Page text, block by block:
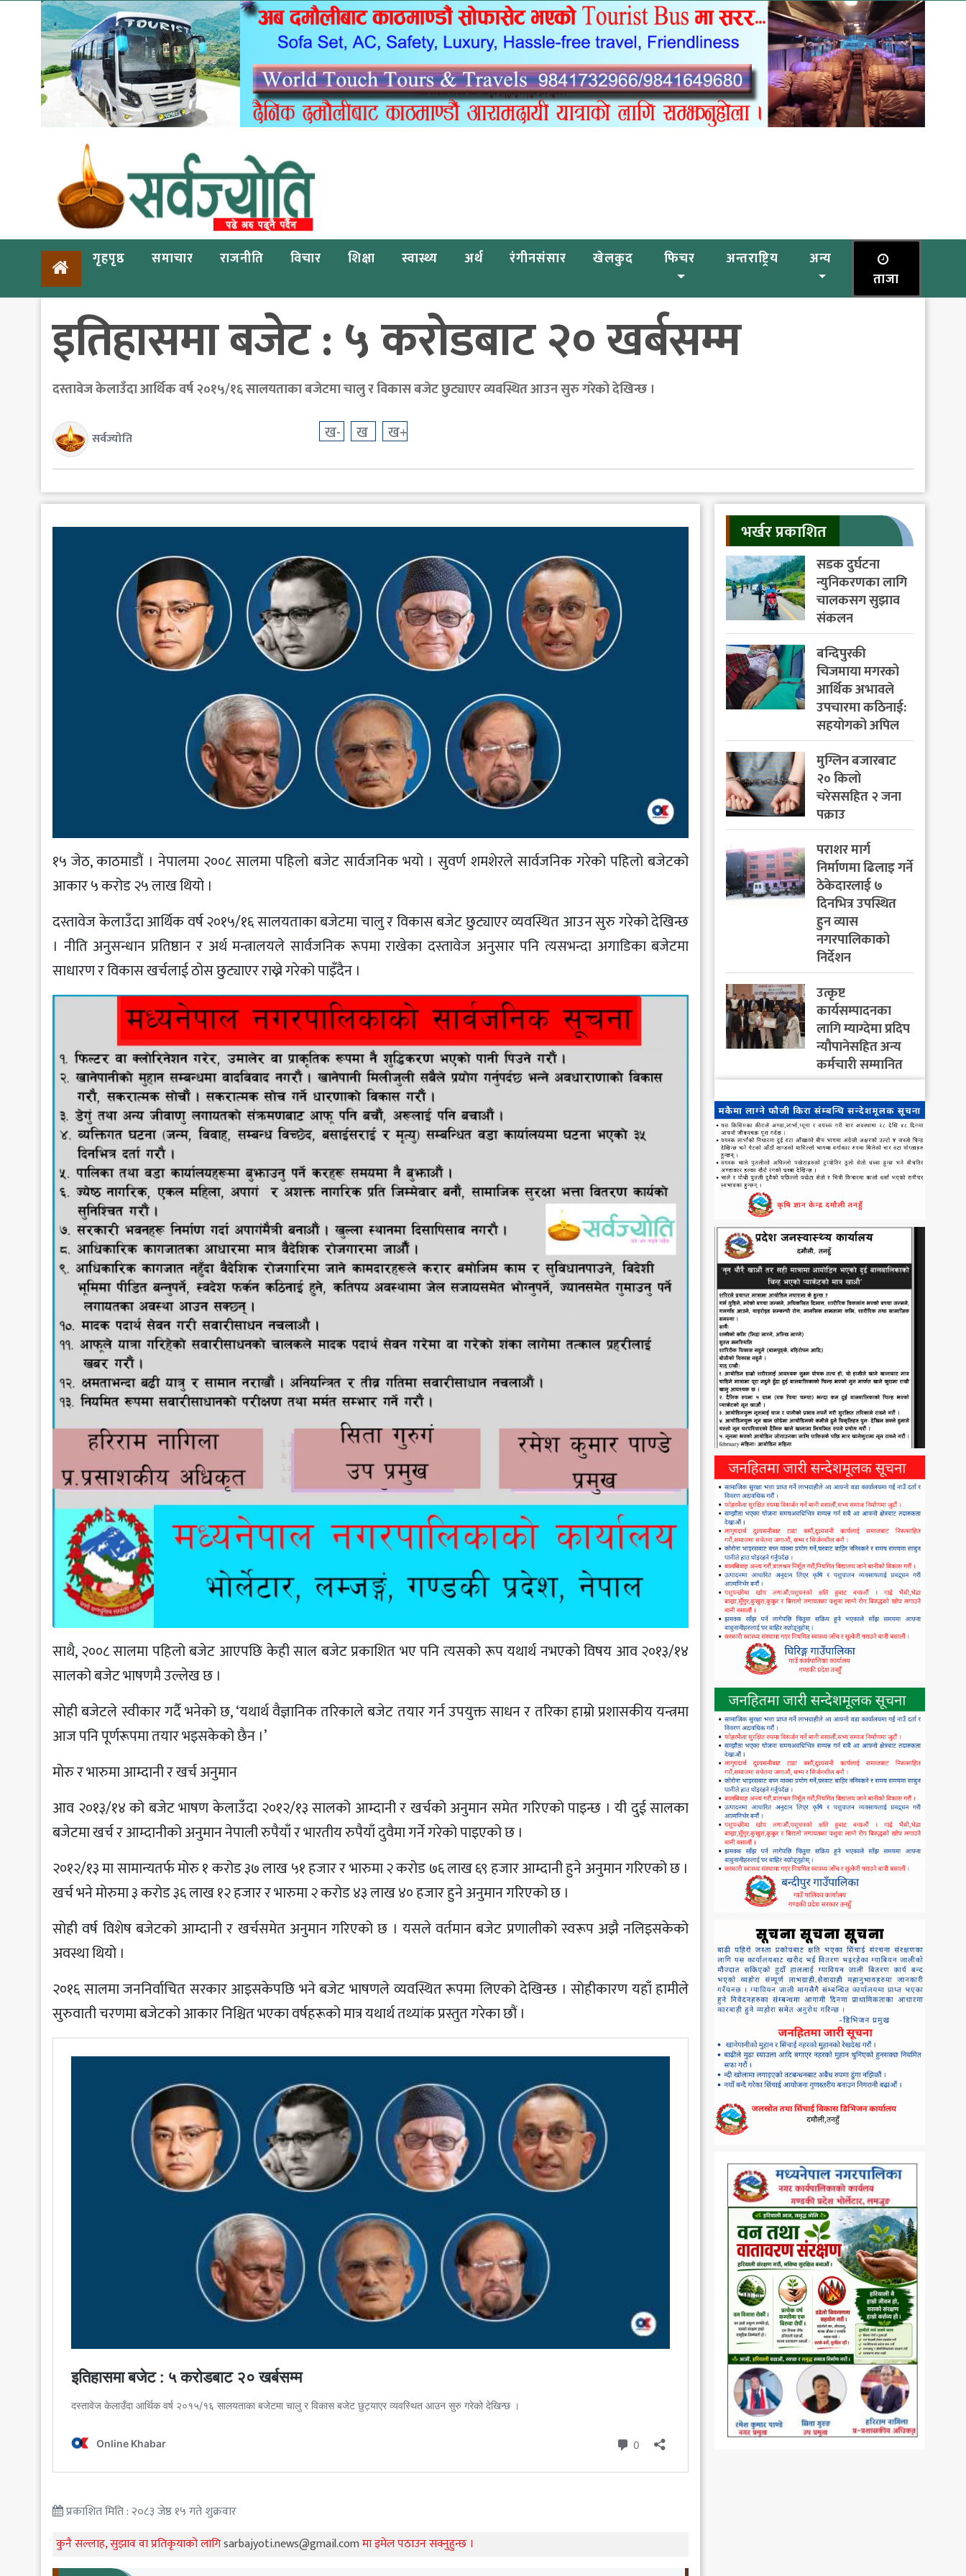
गृहपृष्ठ समाचार राजनीति विचार शिक्षा स्वास्थ्य अर्थ रंगीनसंसार खेलकुद फिचर अन्तराष्ट्रिय
अन्य
ताजा
इतिहासमा बजेट : ५ करोडबाट २० खर्बसम्म
दस्तावेज केलाउँदा आर्थिक वर्ष २०१५/१६ सालयताका बजेटमा चालु र विकास बजेट छुट्याएर व्यवस्थित आउन सुरु गरेको देखिन्छ ।
सर्वज्योति ख- ख ख+
१५ जेठ, काठमाडौं । नेपालमा २००८ सालमा पहिलो बजेट सार्वजनिक भयो । सुवर्ण शमशेरले सार्वजनिक गरेको पहिलो बजेटको
आकार ५ करोड २५ लाख थियो ।
दस्तावेज केलाउँदा आर्थिक वर्ष २०१५/१६ सालयताका बजेटमा चालु र विकास बजेट छुट्याएर व्यवस्थित आउन सुरु गरेको देखिन्छ
। नीति अनुसन्धान प्रतिष्ठान र अर्थ मन्त्रालयले सार्वजनिक रूपमा राखेका दस्तावेज अनुसार पनि त्यसभन्दा अगाडिका बजेटमा
साधारण र विकास खर्चलाई ठोस छुट्याएर राख्ने गरेको पाइँदैन ।
साथै, २००८ सालमा पहिलो बजेट आएपछि केही साल बजेट प्रकाशित भए पनि त्यसको रूप यथार्थ नभएको विषय आव २०१३/१४
सालको बजेट भाषणमै उल्लेख छ ।
सोही बजेटले स्वीकार गर्दै भनेको छ, ‘यथार्थ वैज्ञानिक तरिकाले बजेट तयार गर्न उपयुक्त साधन र तरिका हाम्रो प्रशासकीय यन्त्रमा
आज पनि पूर्णरूपमा तयार भइसकेको छैन ।’
मोरु र भारुमा आम्दानी र खर्च अनुमान
आव २०१३/१४ को बजेट भाषण केलाउँदा २०१२/१३ सालको आम्दानी र खर्चको अनुमान समेत गरिएको पाइन्छ । यी दुई सालका
बजेटमा खर्च र आम्दानीको अनुमान नेपाली रुपैयाँ र भारतीय रुपैयाँ दुवैमा गर्ने गरेको पाइएको छ ।
२०१२/१३ मा सामान्यतर्फ मोरु १ करोड ३७ लाख ५१ हजार र भारुमा २ करोड ७६ लाख ६९ हजार आम्दानी हुने अनुमान गरिएको छ ।
खर्च भने मोरुमा ३ करोड ३६ लाख १२ हजार र भारुमा २ करोड ४३ लाख ४० हजार हुने अनुमान गरिएको छ ।
सोही वर्ष विशेष बजेटको आम्दानी र खर्चसमेत अनुमान गरिएको छ । यसले वर्तमान बजेट प्रणालीको स्वरूप अझै नलिइसकेको
अवस्था थियो ।
२०१६ सालमा जननिर्वाचित सरकार आइसकेपछि भने बजेट भाषणले व्यवस्थित रूपमा लिएको देखिन्छ । सोहीकारण यहाँ हामीले
सुरुवाती चरणमा बजेटको आकार निश्चित भएका वर्षहरूको मात्र यथार्थ तथ्यांक प्रस्तुत गरेका छौं ।
प्रकाशित मिति : २०८३ जेष्ठ १५ गते शुक्रवार
कुनै सल्लाह, सुझाव वा प्रतिकृयाको लागिsarbajyoti.news@gmail.comमा इमेल पठाउन सक्नुहुन्छ ।
भर्खर प्रकाशित
सडक दुर्घटना
न्युनिकरणका लागि
चालकसग सुझाव
संकलन
बन्दिपुरकी
चिजमाया मगरको
आर्थिक अभावले
उपचारमा कठिनाई:
सहयोगको अपिल
मुग्लिन बजारबाट
२० किलो
चरेससहित २ जना
पक्राउ
पराशर मार्ग
निर्माणमा ढिलाइ गर्ने
ठेकेदारलाई ७
दिनभित्र उपस्थित
हुन व्यास
नगरपालिकाको
निर्देशन
उत्कृष्ट
कार्यसम्पादनका
लागि म्याग्देमा प्रदिप
न्यौपानेसहित अन्य
कर्मचारी सम्मानित